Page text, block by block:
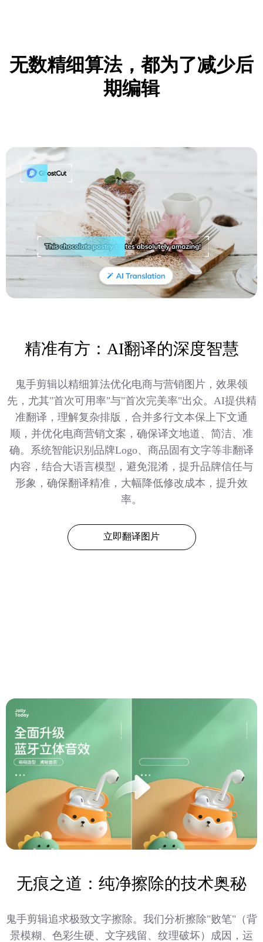
无数精细算法，都为了减少后
期编辑
精准有方：AI翻译的深度智慧
鬼手剪辑以精细算法优化电商与营销图片，效果领
先，尤其"首次可用率"与"首次完美率"出众。AI提供精
准翻译，理解复杂排版，合并多行文本保上下文通
顺，并优化电商营销文案，确保译文地道、简洁、准
确。系统智能识别品牌Logo、商品固有文字等非翻译
内容，结合大语言模型，避免混淆，提升品牌信任与
形象，确保翻译精准，大幅降低修改成本，提升效
率。
立即翻译图片
无痕之道：纯净擦除的技术奥秘
鬼手剪辑追求极致文字擦除。我们分析擦除"败笔"（背
景模糊、色彩生硬、文字残留、纹理破坏）成因，运